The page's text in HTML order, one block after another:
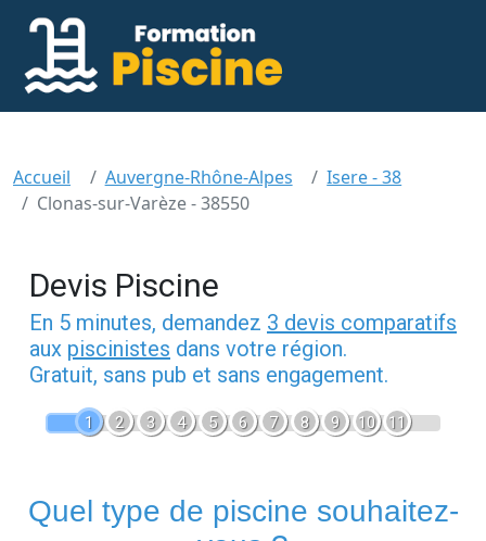
Accueil Auvergne-Rhône-Alpes
Isere - 38
Clonas-sur-Varèze - 38550
Devis Piscine
En 5 minutes, demandez 3 devis comparatifs
aux piscinistes dans votre région.
Gratuit, sans pub et sans engagement.
1 2 3 4 5 6 7 8 9 10 11
Quel type de piscine souhaitez-